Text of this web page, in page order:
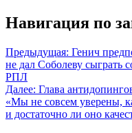
Навигация по
Предыдущая: Генич
не дал Соболеву сыграть
РПЛ
Далее: Глава
«Мы не совсем уверены,
и достаточно ли оно